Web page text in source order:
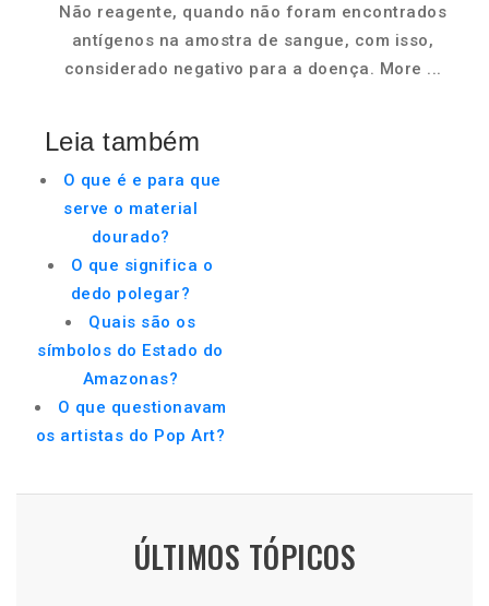
Não reagente, quando não foram encontrados
antígenos na amostra de sangue, com isso,
considerado negativo para a doença. More ...
Leia também
O que é e para que
serve o material
dourado?
O que significa o
dedo polegar?
Quais são os
símbolos do Estado do
Amazonas?
O que questionavam
os artistas do Pop Art?
ÚLTIMOS TÓPICOS